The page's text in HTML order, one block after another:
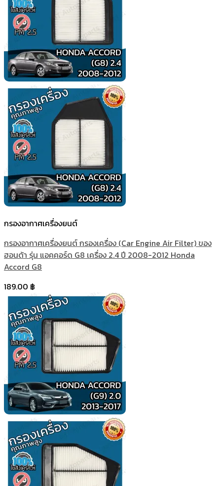
กรองอากาศเครื่องยนต์
กรองอากาศเครื่องยนต์ กรองเครื่อง (Car Engine Air Filter) ของ
ฮอนด้า รุ่น แอคคอร์ด G8 เครื่อง 2.4 ปี 2008-2012 Honda
Accord G8
189.00 ฿